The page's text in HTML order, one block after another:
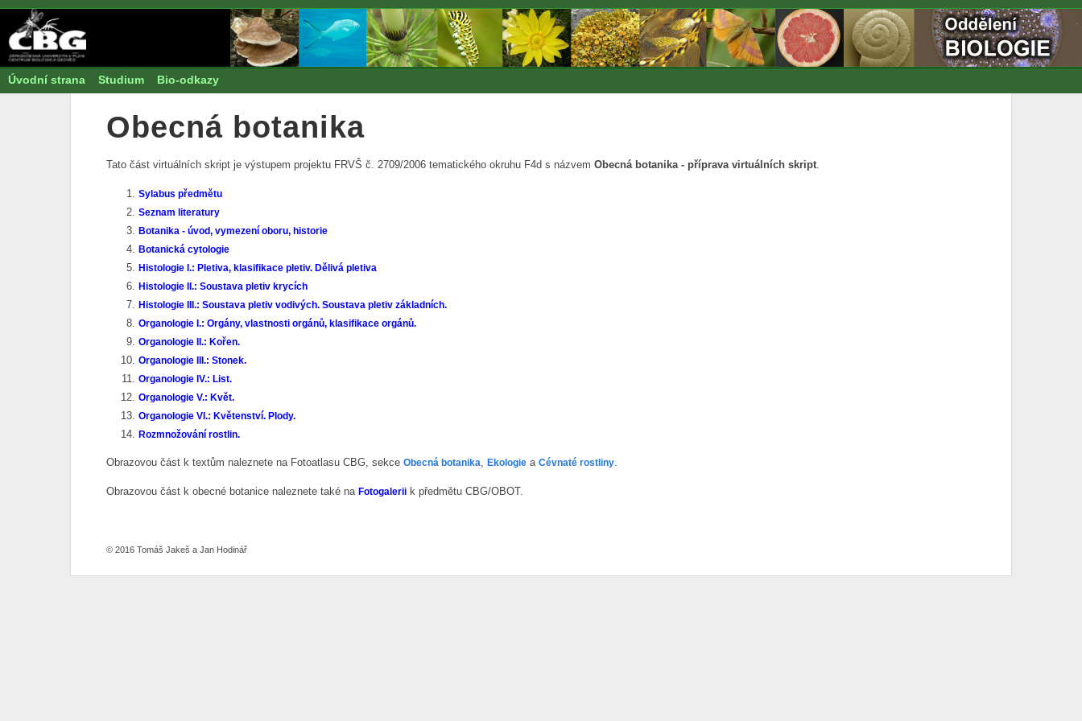
Úvodní strana Studium Bio-odkazy
Obecná botanika
Tato část virtuálních skript je výstupem projektu FRVŠ č. 2709/2006 tematického okruhu F4d s názvem Obecná botanika - příprava virtuálních skript
Sylabus předmětu
Seznam literatury
Botanika - úvod, vymezení oboru, historie
Botanická cytologie
Histologie I.: Pletiva, klasifikace pletiv. Dělivá pletiva
Histologie II.: Soustava pletiv krycích
Histologie III.: Soustava pletiv vodivých. Soustava pletiv základních.
Organologie I.: Orgány, vlastnosti orgánů, klasifikace orgánů.
Organologie II.: Kořen.
Organologie III.: Stonek.
Organologie IV.: List.
Organologie V.: Květ.
Organologie VI.: Květenství. Plody.
Rozmnožování rostlin.
Obrazovou část k textům naleznete na Fotoatlasu CBG, sekce Obecná botanika, Ekologie a Cévnaté rostliny.
Obrazovou část k obecné botanice naleznete také na Fotogalerii k předmětu CBG/OBOT.
© 2016 Tomáš Jakeš a Jan Hodinář